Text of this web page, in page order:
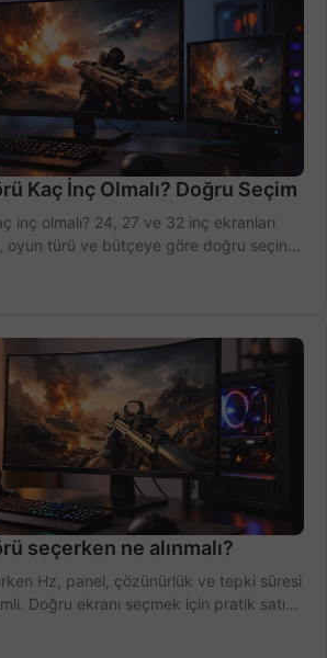
Kaç İnç Olmalı? Doğru Seçim
inç olmalı? 24, 27 ve 32 inç ekranları
oyun türü ve bütçeye göre doğru seçin,
seçerken ne alınmalı?
Hz, panel, çözünürlük ve tepki süresi
Doğru ekranı seçmek için pratik satın